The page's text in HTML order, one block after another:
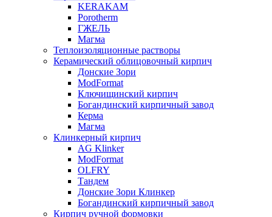
KERAKAM
Porotherm
ГЖЕЛЬ
Магма
Теплоизоляционные растворы
Керамический облицовочный кирпич
Донские Зори
ModFormat
Ключищинский кирпич
Богандинский кирпичный завод
Керма
Магма
Клинкерный кирпич
AG Klinker
ModFormat
OLFRY
Тандем
Донские Зори Клинкер
Богандинский кирпичный завод
Кирпич ручной формовки